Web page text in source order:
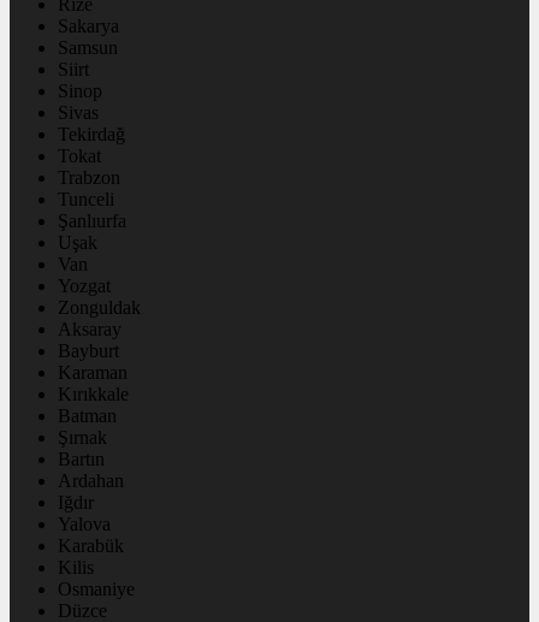
Rize
Sakarya
Samsun
Siirt
Sinop
Sivas
Tekirdağ
Tokat
Trabzon
Tunceli
Şanlıurfa
Uşak
Van
Yozgat
Zonguldak
Aksaray
Bayburt
Karaman
Kırıkkale
Batman
Şırnak
Bartın
Ardahan
Iğdır
Yalova
Karabük
Kilis
Osmaniye
Düzce